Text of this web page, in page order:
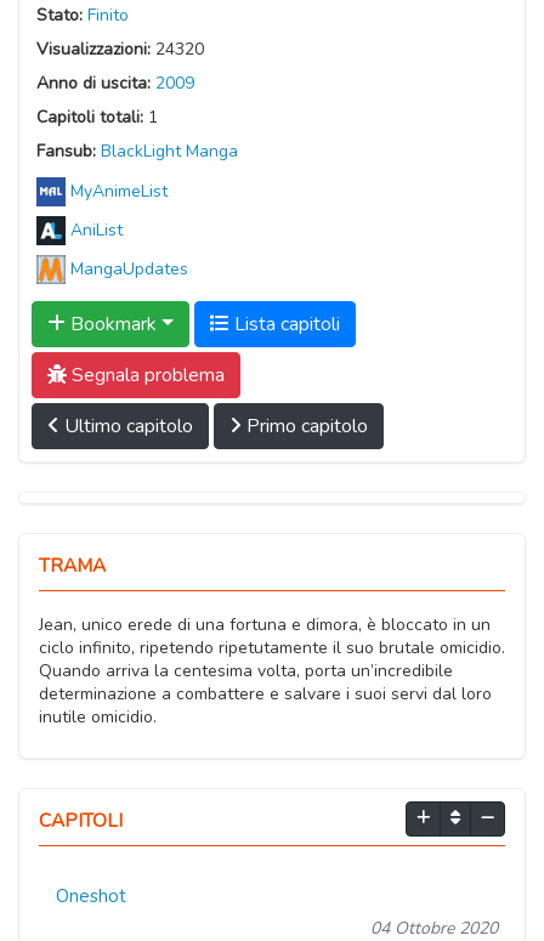
Stato: Finito
Visualizzazioni: 24320
Anno di uscita: 2009
Capitoli totali: 1
Fansub: BlackLight Manga
MyAnimeList
AniList
MangaUpdates
Bookmark
Lista capitoli
Segnala problema
Ultimo capitolo
Primo capitolo
TRAMA
Jean, unico erede di una fortuna e dimora, è bloccato in un
ciclo infinito, ripetendo ripetutamente il suo brutale omicidio.
Quando arriva la centesima volta, porta un’incredibile
determinazione a combattere e salvare i suoi servi dal loro
inutile omicidio.
CAPITOLI
Oneshot
04 Ottobre 2020